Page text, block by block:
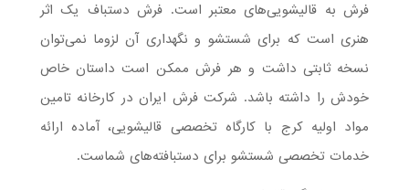
فرش به قالیشویی‌های معتبر است. فرش دستباف یک اثر
هنری است که برای شستشو و نگهداری آن لزوما نمی‌توان
نسخه ثابتی داشت و هر فرش ممکن است داستان خاص
خودش را داشته باشد. شرکت فرش ایران در کارخانه تامین
مواد اولیه کرج با کارگاه تخصصی قالیشویی، آماده ارائه
خدمات تخصصی شستشو برای دستبافته‌های شماست.